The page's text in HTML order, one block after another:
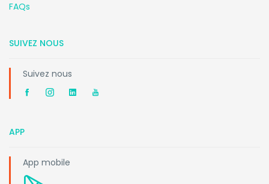
FAQs
SUIVEZ NOUS
Suivez nous
APP
App mobile